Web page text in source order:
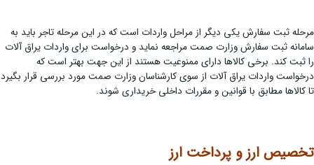
مرحله ثبت سفارش یکی دیگر از مراحل واردات است که در این مرحله تاجر باید به
سامانه ثبت سفارش وزارت صمت مراجعه نماید و درخواست برای واردات یراق آلات
را ثبت کند. برخی کالاها دارای ممنوعیت هستند از این جهت بهتر است که
درخواست واردات یراق آلات از سوی کارشناسان وزارت صمت مورد بررسی قرار بگیرد
تا کالاها مطابق با قوانین و مقررات داخلی خریداری شوند.
تخصیص ارز و پرداخت ارز